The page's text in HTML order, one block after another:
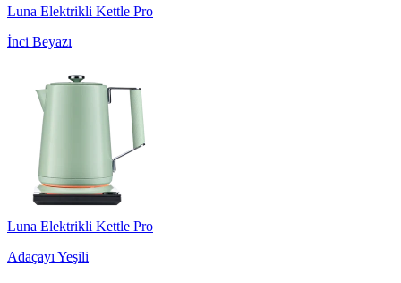
Luna Elektrikli Kettle Pro
İnci Beyazı
Luna Elektrikli Kettle Pro
Adaçayı Yeşili